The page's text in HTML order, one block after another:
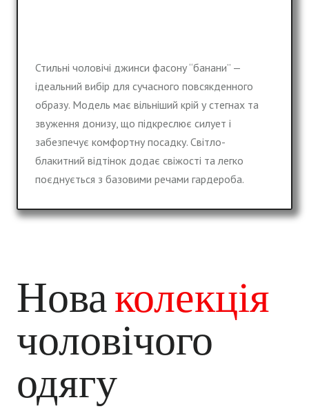
Стильні чоловічі джинси фасону “банани” —
ідеальний вибір для сучасного повсякденного
образу. Модель має вільніший крій у стегнах та
звуження донизу, що підкреслює силует і
забезпечує комфортну посадку. Світло-
блакитний відтінок додає свіжості та легко
поєднується з базовими речами гардероба.
Новаколекція
чоловічого
одягу